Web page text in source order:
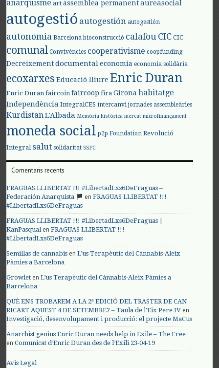
anarquisme art assemblea permanent aureasocial
autogestió autogestión autogestión
autonomia Barcelona bioconstrucció calafouCIC CIC
comunal Convivències cooperativisme coopfunding
Decreixement documental economia economia solidària
ecoxarxes Educació lliure Enric Duran
Enric Duran faircoin faircoop fira Girona habitatge
Independència IntegralCES intercanvi jornades assembleàries
KurdistanL'Albada Memòria històrica mercat microfinançament
moneda social p2p Foundation Revolució
Integral salut solidaritat SSPC
Comentaris recents
FRAGUAS LLIBERTAT !!! #LibertadLxs6DeFraguas –
Federación Anarquista
enFRAGUAS LLIBERTAT !!!
#LibertadLxs6DeFraguas
FRAGUAS LLIBERTAT !!! #LibertadLxs6DeFraguas |
KanPasqualenFRAGUAS LLIBERTAT !!!
#LibertadLxs6DeFraguas
Semillas de cannabis enL’us Terapèutic del Cànnabis-Aleix
Pàmies a Barcelona
Growlet enL’us Terapèutic del Cànnabis-Aleix Pàmies a
Barcelona
QUÈ ENS TROBAREM A LA 2ª EDICIÓ DEL TRASTER DE CAN
RICART AQUEST 4 DE SETEMBRE? – Taula de l'Eix Pere IV en
Investigació, desenvolupament i producció: el projecte MaCus
Anarchist genius Enric Duran needs help in Exile – The Free
enComunicat d’Enric Duran des de l’Exili 23-04-19
Avis Legal